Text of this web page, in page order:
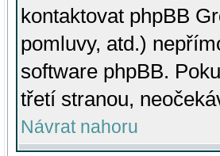
kontaktovat phpBB
pomluvy, atd.)
software phpBB.
třetí stranou,
Návrat nahoru